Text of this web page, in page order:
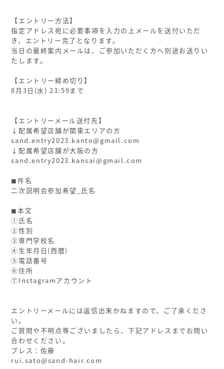
【エントリー方法】
指定アドレス宛に必要事項を入力の上メールを送付いただ
き、エントリー完了となります。
当日の最終案内メールは、ご参加いただく方へ別途お送りい
たします。
【エントリー締め切り】
8月3日(水) 23:59まで
【エントリーメール送付先】
↓配属希望店舗が関東エリアの方
sand.entry2023.kanto@gmail.com
↓配属希望店舗が大阪の方
sand.entry2023.kansai@gmail.com
◼︎件名
二次説明会参加希望_氏名
◼︎本文
①氏名
②性別
③専門学校名
④生年月日(西暦)
⑤電話番号
⑥住所
⑦Instagramアカウント
エントリーメールには返信出来かねますので、ご了承くださ
い。
ご質問や不明点等ございましたら、下記アドレスまでお問い
合わせください。
プレス：佐藤
rui.sato@sand-hair.com